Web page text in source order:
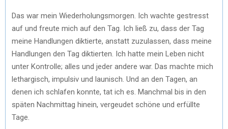
Das war mein Wiederholungsmorgen. Ich wachte gestresst
auf und freute mich auf den Tag. Ich ließ zu, dass der Tag
meine Handlungen diktierte, anstatt zuzulassen, dass meine
Handlungen den Tag diktierten. Ich hatte mein Leben nicht
unter Kontrolle; alles und jeder andere war. Das machte mich
lethargisch, impulsiv und launisch. Und an den Tagen, an
denen ich schlafen konnte, tat ich es. Manchmal bis in den
späten Nachmittag hinein, vergeudet schöne und erfüllte
Tage.